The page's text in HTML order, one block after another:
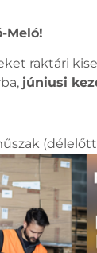
Meló!
raktári
júniusi